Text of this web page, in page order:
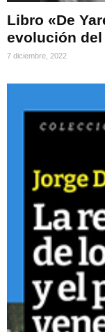
Libro «De
evolución
7 diciembre, 2022